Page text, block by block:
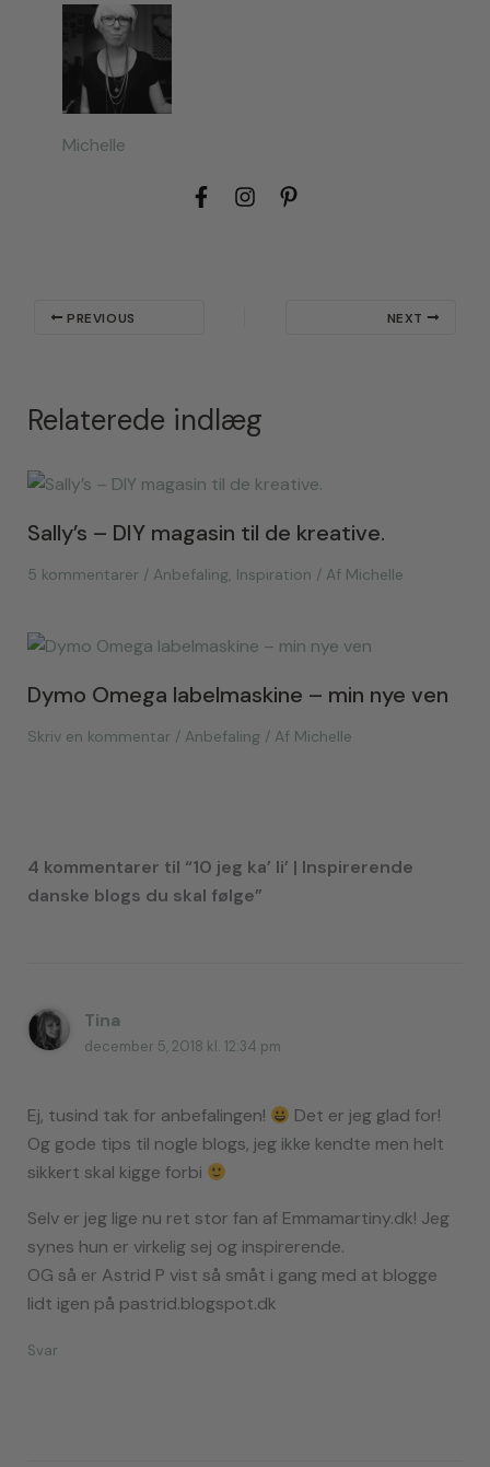
Michelle
PREVIOUS NEXT
Relaterede indlæg
Sally’s – DIY magasin til de kreative.
5 kommentarer / Anbefaling, Inspiration / Af Michelle
Dymo Omega labelmaskine – min nye ven
Skriv en kommentar / Anbefaling/ Af Michelle
4 kommentarer til “10 jeg ka’ li’ | Inspirerende
danske blogs du skal følge”
Tina
december 5, 2018 kl. 12:34 pm
Ej, tusind tak for anbefalingen!
Det er jeg glad for!
Og gode tips til nogle blogs, jeg ikke kendte men helt
sikkert skal kigge forbi
Selv er jeg lige nu ret stor fan af Emmamartiny.dk! Jeg
synes hun er virkelig sej og inspirerende.
OG så er Astrid P vist så småt i gang med at blogge
lidt igen på pastrid.blogspot.dk
Svar